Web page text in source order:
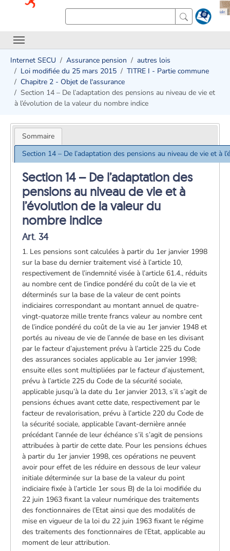
Internet SECU Assurance pension
autres lois
Loi modifiée du 25 mars 2015
TITRE I - Partie commune
Chapitre 2 - Objet de l'assurance
Section 14 – De l’adaptation des pensions au niveau de vie et
à l’évolution de la valeur du nombre indice
Sommaire
Section 14 – De l’adaptation des pensions au niveau de vie et à
Section 14 – De l’adaptation des
pensions au niveau de vie et à
l’évolution de la valeur du
nombre indice
Art. 34
1. Les pensions sont calculées à partir du 1er janvier 1998
sur la base du dernier traitement visé à l’article 10,
respectivement de l’indemnité visée à l’article 61.4., réduits
au nombre cent de l’indice pondéré du coût de la vie et
déterminés sur la base de la valeur de cent points
indiciaires correspondant au montant annuel de quatre-
vingt-quatorze mille trente francs valeur au nombre cent
de l’indice pondéré du coût de la vie au 1er janvier 1948 et
portés au niveau de vie de l’année de base en les divisant
par le facteur d’ajustement prévu à l’article 225 du Code
des assurances sociales applicable au 1er janvier 1998;
ensuite elles sont multipliées par le facteur d’ajustement,
prévu à l’article 225 du Code de la sécurité sociale,
applicable jusqu’à la date du 1er janvier 2013, s’il s’agit de
pensions échues avant cette date, respectivement par le
facteur de revalorisation, prévu à l’article 220 du Code de
la sécurité sociale, applicable l’avant-dernière année
précédant l’année de leur échéance s’il s’agit de pensions
attribuées à partir de cette date. Pour les pensions échues
à partir du 1er janvier 1998, ces opérations ne peuvent
avoir pour effet de les réduire en dessous de leur valeur
initiale déterminée sur la base de la valeur du point
indiciaire fixée à l’article 1er sous B) de la loi modifiée du
22 juin 1963 fixant la valeur numérique des traitements
des fonctionnaires de l’Etat ainsi que des modalités de
mise en vigueur de la loi du 22 juin 1963 fixant le régime
des traitements des fonctionnaires de l’Etat, applicable au
moment de leur attribution.